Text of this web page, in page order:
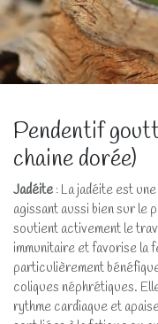
Pendentif
chaine dorée)
Jadéite : La jadéite est
agissant aussi bien sur le
soutient activement le
immunitaire et favorise la
particulièrement
coliques néphrétiques.
rythme cardiaque et